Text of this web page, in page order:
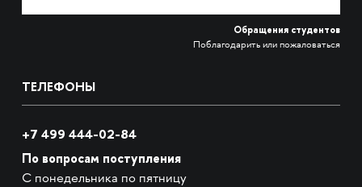
Обращения студентов
Поблагодарить или пожаловаться
ТЕЛЕФОНЫ
+7 499 444-02-84
По вопросам поступления
С понедельника по пятницу